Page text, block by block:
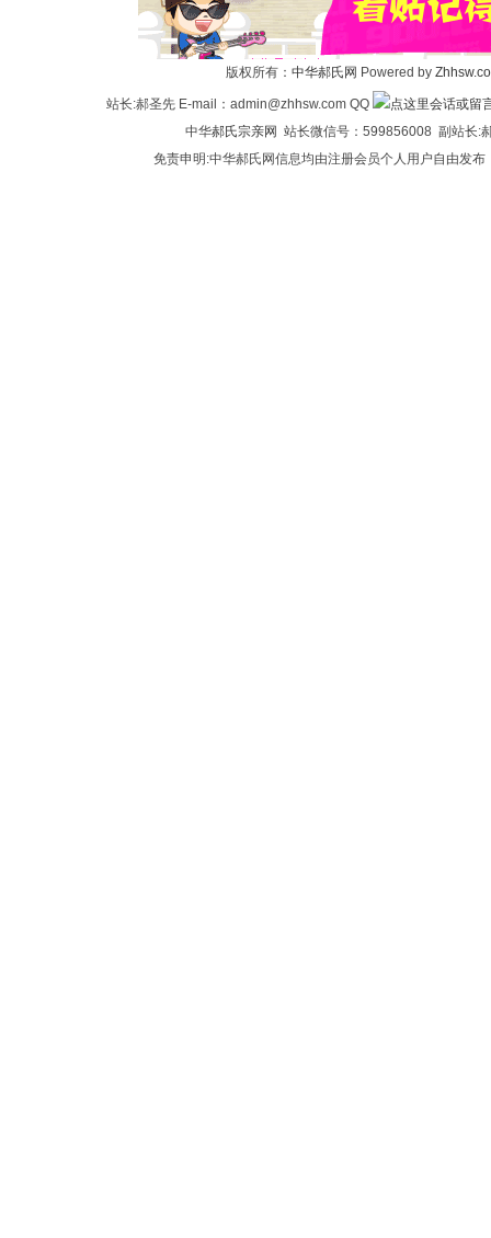
版权所有： 中华郝氏网 Powered by
站长:郝圣先 E-mail：admin@zhhsw.com QQ
中华郝氏宗亲网 站长微信号：599856008 副站长:
免责申明:中华郝氏网信息均由注册会员个人用户自由发